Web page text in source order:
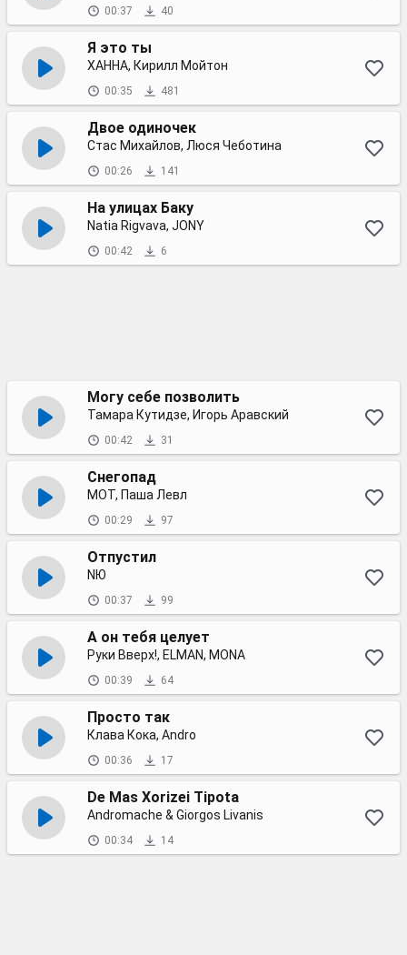
00:37 40
Я это ты
ХАННА, Кирилл Мойтон
00:35 481
Двое одиночек
Стас Михайлов, Люся Чеботина
00:26 141
На улицах Баку
Natia Rigvava, JONY
00:42 6
Могу себе позволить
Тамара Кутидзе, Игорь Аравский
00:42 31
Снегопад
МОТ, Паша Левл
00:29 97
Отпустил
NЮ
00:37 99
А он тебя целует
Руки Вверх!, ELMAN, MONA
00:39 64
Просто так
Клава Кока, Andro
00:36 17
De Mas Xorizei Tipota
Andromache & Giorgos Livanis
00:34 14